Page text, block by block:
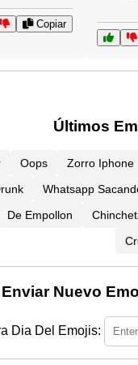
Copiar
Últimos
Oops Zorro Iphone
Whatsapp
De Empollon
Enviar Nuevo
Dia Del Emojis: